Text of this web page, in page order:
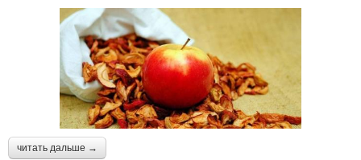
читать дальше →